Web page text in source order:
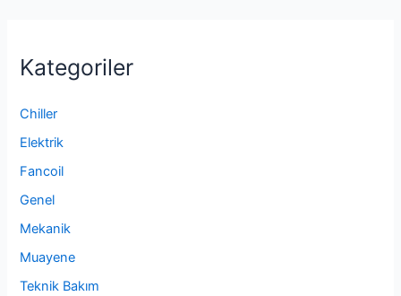
Kategoriler
Chiller
Elektrik
Fancoil
Genel
Mekanik
Muayene
Teknik Bakım